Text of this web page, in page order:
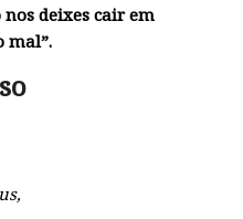
deixes cair em
mal”.